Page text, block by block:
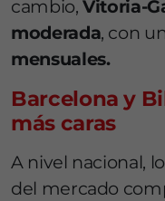
cambio,
moderada, con
mensuales.
Barcelona y
más caras
A nivel nacional,
del mercado